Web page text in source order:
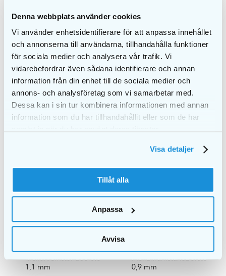
Denna webbplats använder cookies
Vi använder enhetsidentifierare för att anpassa innehållet
och annonserna till användarna, tillhandahålla funktioner
för sociala medier och analysera vår trafik. Vi
vidarebefordrar även sådana identifierare och annan
information från din enhet till de sociala medier och
annons- och analysföretag som vi samarbetar med.
Dessa kan i sin tur kombinera informationen med annan
information som du har tillhandahållit eller som de har
Visa detaljer
Tillåt alla
Anpassa
Avvisa
12 mellanrumsborstar per förpackning
Varje borste levereras med skyddshylsa
LIKNANDE PRODUKTER
mellanrumstandborste
1,1 mm
mellanrumstandborste
0,9 mm